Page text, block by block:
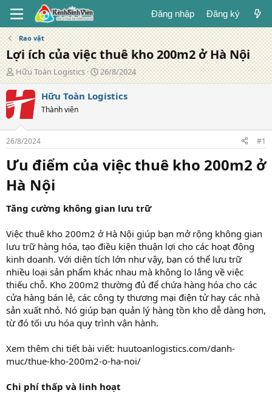
Đăng nhập Đăng ký
Rao vặt
Lợi ích của việc thuê kho 200m2 ở Hà Nội
T
á
c
g
ả
Hữu Toàn Logistics
N
g
à
y
g
26/8/2024
Hữu Toàn Logistics
Thành viên
26/8/2024 #1
Ưu điểm của việc thuê kho 200m2 ở
Hà Nội
Tăng cường không gian lưu trữ
Việc thuê kho 200m2 ở Hà Nội giúp bạn mở rộng không gian
lưu trữ hàng hóa, tạo điều kiện thuận lợi cho các hoạt động
kinh doanh. Với diện tích lớn như vậy, bạn có thể lưu trữ
nhiều loại sản phẩm khác nhau mà không lo lắng về việc
thiếu chỗ. Kho 200m2 thường đủ để chứa hàng hóa cho các
cửa hàng bán lẻ, các công ty thương mại điện tử hay các nhà
sản xuất nhỏ. Nó giúp bạn quản lý hàng tồn kho dễ dàng hơn,
từ đó tối ưu hóa quy trình vận hành.
Xem thêm chi tiết bài viết: huutoanlogistics.com/danh-
muc/thue-kho-200m2-o-ha-noi/
Chi phí thấp và linh hoạt